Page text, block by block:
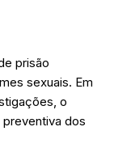
prisão
sexuais. Em
o
dos